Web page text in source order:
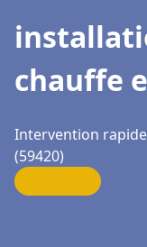
chauffe
Intervention
(59420)